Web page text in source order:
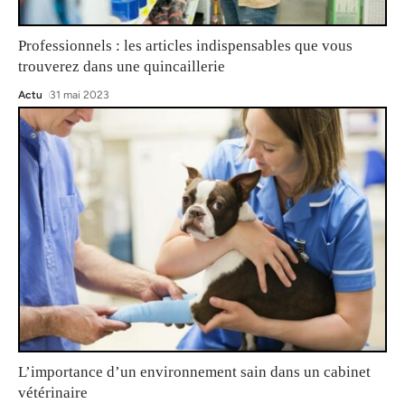
Professionnels : les articles indispensables que vous
trouverez dans une quincaillerie
Actu 31 mai 2023
L’importance d’un environnement sain dans un cabinet
vétérinaire